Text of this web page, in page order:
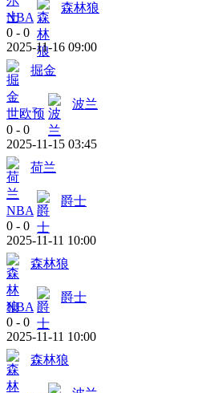
NBA
森林狼
0 - 0
2025-11-16 09:00
掘金
世欧预
波兰
0 - 0
2025-11-15 03:45
荷兰
NBA
爵士
0 - 0
2025-11-11 10:00
森林狼
NBA
爵士
0 - 0
2025-11-11 10:00
森林狼